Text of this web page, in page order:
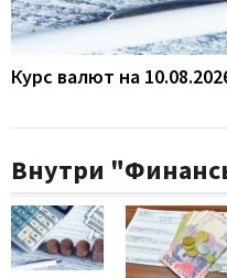
Курс валют на
Внутри